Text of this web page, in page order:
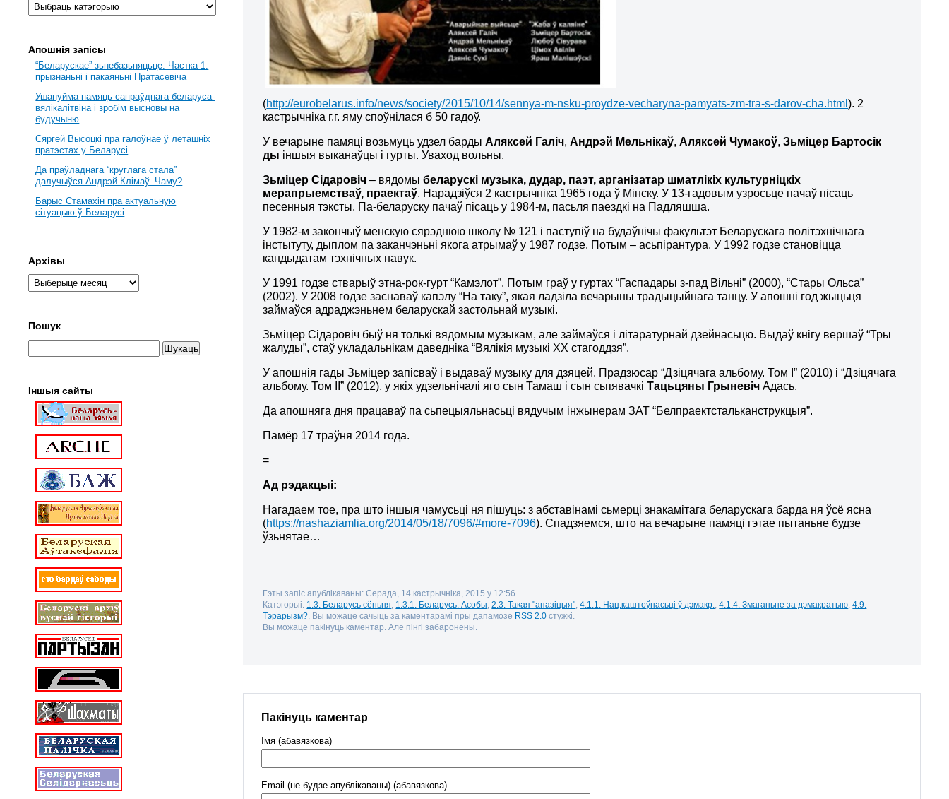
(http://eurobelarus.info/news/society/2015/10/14/sennya-m-nsku-proydze-vecharyna-pamyats-zm-tra-s-darov-cha.html). 2
кастрычніка г.г. яму споўнілася б 50 гадоў.
У вечарыне памяці возьмуць удзел бардыАляксей Галіч,Андрэй Мельнікаў,Аляксей Чумакоў,Зьміцер Бартосік
ды іншыя выканаўцы і гурты. Уваход вольны.
Зьміцер Сідаровіч – вядомыбеларускі музыка, дудар, паэт, арганізатар шматлікіх культурніцкіх
мерапрыемстваў, праектаў. Нарадзіўся 2 кастрычніка 1965 года ў Мінску. У 13-гадовым узросьце пачаў пісаць
песенныя тэксты. Па-беларуску пачаў пісаць у 1984-м, пасьля паездкі на Падляшша.
У 1982-м закончыў менскую сярэднюю школу № 121 і паступіў на будаўнічы факультэт Беларускага політэхнічнага
інстытуту, дыплом па заканчэньні якога атрымаў у 1987 годзе. Потым – асьпірантура. У 1992 годзе становіцца
кандыдатам тэхнічных навук.
У 1991 годзе стварыў этна-рок-гурт “Камэлот”. Потым граў у гуртах “Гаспадары з-пад Вільні” (2000), “Стары Ольса”
(2002). У 2008 годзе заснаваў капэлу “На таку”, якая ладзіла вечарыны традыцыйнага танцу. У апошні год жыцьця
займаўся адраджэньнем беларускай застольнай музыкі.
Зьміцер Сідаровіч быў ня толькі вядомым музыкам, але займаўся і літаратурнай дзейнасьцю. Выдаў кнігу вершаў “Тры
жалуды”, стаў укладальнікам даведніка “Вялікія музыкі ХХ стагоддзя”.
У апошнія гады Зьміцер запісваў і выдаваў музыку для дзяцей. Прадзюсар “Дзіцячага альбому. Том І” (2010) і “Дзіцячага
альбому. Том ІІ” (2012), у якіх удзельнічалі яго сын Тамаш і сын сьпявачкіТацьцяны Грыневіч Адась.
Да апошняга дня працаваў па сьпецыяльнасьці вядучым інжынерам ЗАТ “Белпраектстальканструкцыя”.
Памёр 17 траўня 2014 года.
=
Ад рэдакцыі:
Нагадаем тое, пра што іншыя чамусьці ня пішуць: з абставінамі сьмерці знакамітага беларускага барда ня ўсё ясна
(https://nashaziamlia.org/2014/05/18/7096/#more-7096). Спадзяемся, што на вечарыне памяці гэтае пытаньне будзе
ўзьнятае…
Гэты запіс апублікаваны: Серада, 14 кастрычніка, 2015 у 12:56
Катэгорыі: 1.3. Беларусь сёньня 1.3.1. Беларусь. Асобы ,2.3. Такая "апазіцыя" ,4.1.1. Нац.каштоўнасьці ў дэмакр. ,4.1.4. Змаганьне за дэмакратыю ,4.9.
Тэрарызм? . Вы можаце сачыць за каментарамі пры дапамозе RSS 2.0 стужкі.
Вы можаце пакінуць каментар. Але пінгі забаронены.
Пакінуць каментар
Імя (абавязкова)
Email (не будзе апублікаваны) (абавязкова)
Апошнія запісы
“Беларускае” зьнебазьняцьце. Частка 1:
прызнаньні і пакаяньні Пратасевіча
Ушануйма памяць сапраўднага беларуса-
вялікалітвіна і зробім высновы на
будучыню
Сяргей Высоцкі пра галоўнае ў леташніх
пратэстах у Беларусі
Да праўладнага “круглага стала”
далучыўся Андрэй Клімаў. Чаму?
Барыс Стамахін пра актуальную
сітуацыю ў Беларусі
Архівы
Пошук
Іншыя сайты